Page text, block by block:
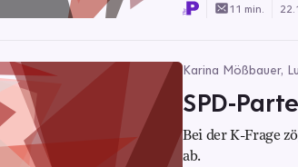
11 min.
Karina Mößbauer,
SPD-
Bei der K-Frage
ab.